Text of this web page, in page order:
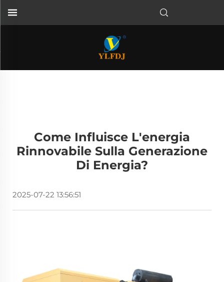
Come Influisce L'energia
Rinnovabile Sulla Generazione
Di Energia?
2025-07-22 13:56:51